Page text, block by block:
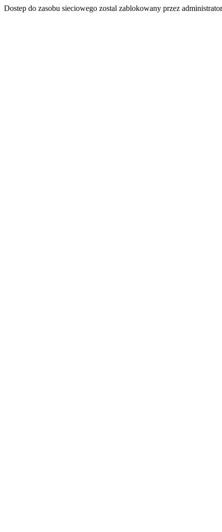
Dostep do zasobu sieciowego zostal zablokowany przez